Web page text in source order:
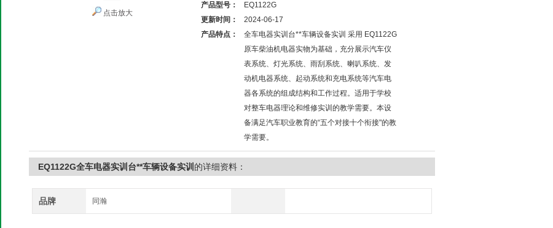
点击放大
产品型号：
EQ1122G
更新时间：
2024-06-17
产品特点：
全车电器实训台**车辆设备实训 采用 EQ1122G
原车柴油机电器实物为基础，充分展示汽车仪
表系统、灯光系统、雨刮系统、喇叭系统、发
动机电器系统、起动系统和充电系统等汽车电
器各系统的组成结构和工作过程。适用于学校
对整车电器理论和维修实训的教学需要。本设
备满足汽车职业教育的“五个对接十个衔接"的教
学需要。
EQ1122G全车电器实训台**车辆设备实训 的详细资料：
品牌 同瀚